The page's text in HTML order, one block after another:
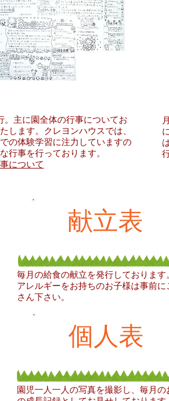
。主に園全体の行事についてお
します。クレヨンハウスでは、
の体験学習に注力していますの
行事を行っております。
について
献立表
毎月の給食の献立を発行しております
アレルギーをお持ちのお子様は事前に
さん下さい。
個人表
園児一人一人の写真を撮影し、毎月の